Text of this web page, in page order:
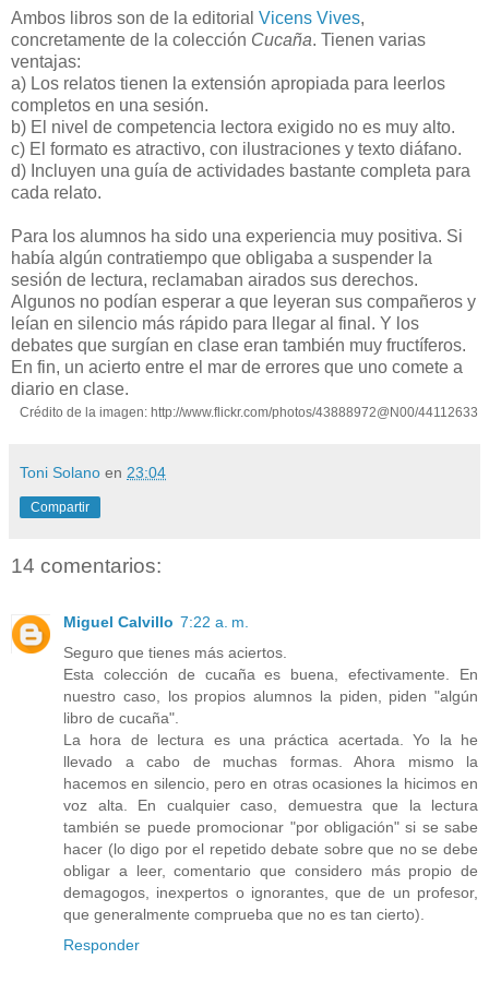
Ambos libros son de la editorial Vicens Vives,
concretamente de la colección Cucaña. Tienen varias
ventajas:
a) Los relatos tienen la extensión apropiada para leerlos
completos en una sesión.
b) El nivel de competencia lectora exigido no es muy alto.
c) El formato es atractivo, con ilustraciones y texto diáfano.
d) Incluyen una guía de actividades bastante completa para
cada relato.
Para los alumnos ha sido una experiencia muy positiva. Si
había algún contratiempo que obligaba a suspender la
sesión de lectura, reclamaban airados sus derechos.
Algunos no podían esperar a que leyeran sus compañeros y
leían en silencio más rápido para llegar al final. Y los
debates que surgían en clase eran también muy fructíferos.
En fin, un acierto entre el mar de errores que uno comete a
diario en clase.
Crédito de la imagen: http://www.flickr.com/photos/43888972@N00/44112633
Toni Solano en 23:04
Compartir
14 comentarios:
Miguel Calvillo 7:22 a. m.
Seguro que tienes más aciertos.
Esta colección de cucaña es buena, efectivamente. En
nuestro caso, los propios alumnos la piden, piden "algún
libro de cucaña".
La hora de lectura es una práctica acertada. Yo la he
llevado a cabo de muchas formas. Ahora mismo la
hacemos en silencio, pero en otras ocasiones la hicimos en
voz alta. En cualquier caso, demuestra que la lectura
también se puede promocionar "por obligación" si se sabe
hacer (lo digo por el repetido debate sobre que no se debe
obligar a leer, comentario que considero más propio de
demagogos, inexpertos o ignorantes, que de un profesor,
que generalmente comprueba que no es tan cierto).
Responder